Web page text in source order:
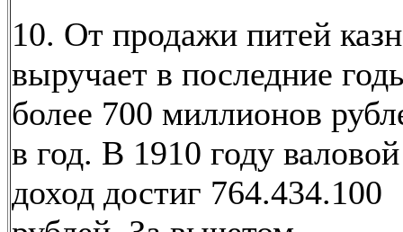
10. От продажи питей
выручает в последние
более 700 миллионов
в год. В 1910 году валовой
доход достиг 764.434.100